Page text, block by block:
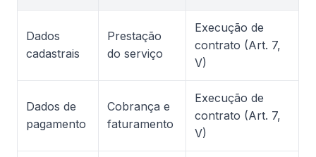
Dados
cadastrais
Prestação
do serviço
Execução de
contrato (Art. 7,
V)
Dados de
pagamento
Cobrança e
faturamento
Execução de
contrato (Art. 7,
V)